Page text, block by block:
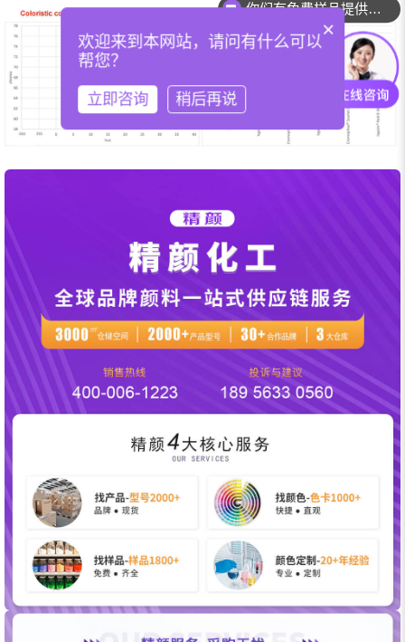
你们有免费样品提供吗？
×
欢迎来到本网站，请问有什么可以
帮您？
立即咨询 稍后再说